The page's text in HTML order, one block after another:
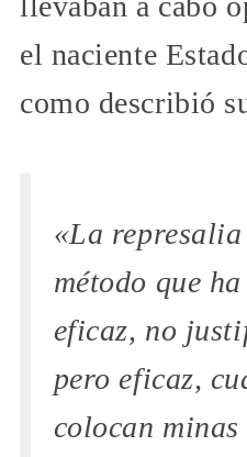
el naciente
como describió
«La
método que
eficaz, no
pero eficaz,
colocan minas